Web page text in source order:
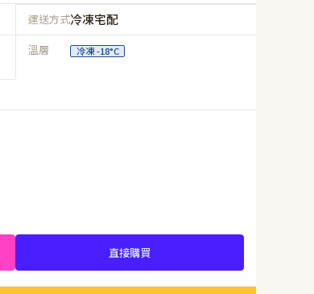
運送方式冷凍宅配
溫層 冷凍 -18°C
直接購買